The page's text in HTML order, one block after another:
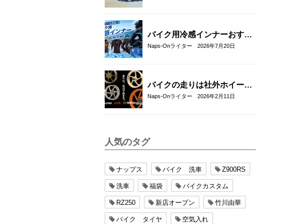
バイク用冷感インナーおすす
め22選！夏のツーリングを快
Naps-Onライター 2026年7月20日
バイクの走りは社外ホイール
への交換でここまで変わる｜
Naps-Onライター 2026年2月11日
人気のタグ
ナップス バイク 洗車 Z900RS
洗車 福袋 バイクカスタム
RZ250 新店オープン 竹川由華
バイク タイヤ 空気入れ